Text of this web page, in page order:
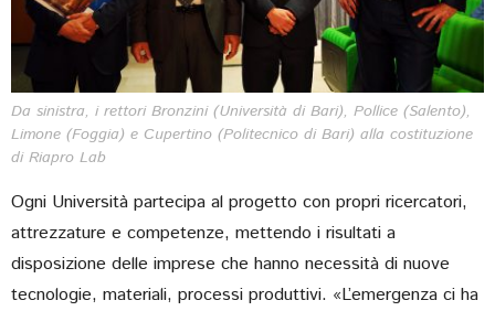
Da sinistra, i rettori Bronzini (Università di Bari), Pollice (Salento),
Limone (Foggia) e Cupertino (Politecnico di Bari) alla costituzione
di Riapro Lab
Ogni Università partecipa al progetto con propri ricercatori,
attrezzature e competenze, mettendo i risultati a
disposizione delle imprese che hanno necessità di nuove
tecnologie, materiali, processi produttivi. «L’emergenza ci ha